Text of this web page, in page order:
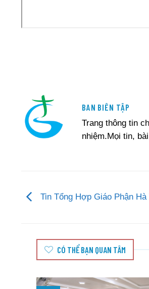
BAN BIÊN TẬP
Trang thông tin
nhiệm.Mọi tin,
Tin Tổng Hợp Giáo Phận
CÓ THỂ BẠN QUAN TÂM